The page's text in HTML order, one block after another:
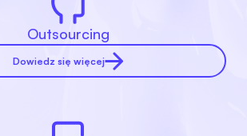
Outsourcing
Dowiedz się więcej